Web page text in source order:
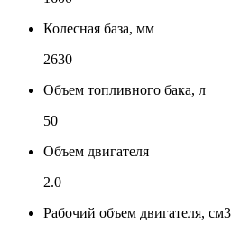
Колесная база, мм
2630
Объем топливного бака, л
50
Объем двигателя
2.0
Рабочий объем двигателя, см3